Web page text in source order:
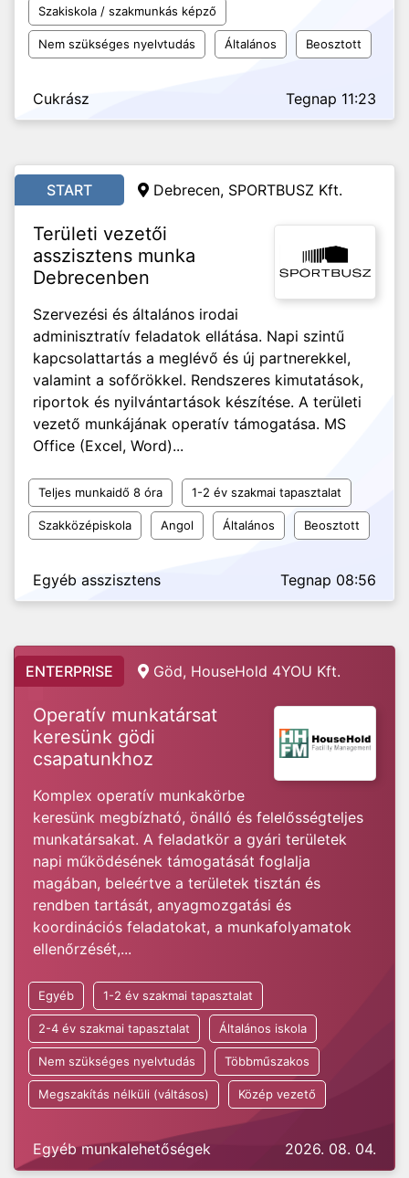
Szakiskola / szakmunkás képző
Nem szükséges nyelvtudás Általános Beosztott
Cukrász Tegnap 11:23
START Debrecen, SPORTBUSZ Kft.
Területi vezetői
asszisztens munka
Debrecenben
Szervezési és általános irodai
adminisztratív feladatok ellátása. Napi szintű
kapcsolattartás a meglévő és új partnerekkel,
valamint a sofőrökkel. Rendszeres kimutatások,
riportok és nyilvántartások készítése. A területi
vezető munkájának operatív támogatása. MS
Office (Excel, Word)...
Teljes munkaidő 8 óra 1-2 év szakmai tapasztalat
Szakközépiskola Angol Általános Beosztott
Egyéb asszisztens Tegnap 08:56
ENTERPRISE Göd, HouseHold 4YOU Kft.
Operatív munkatársat
keresünk gödi
csapatunkhoz
Komplex operatív munkakörbe
keresünk megbízható, önálló és felelősségteljes
munkatársakat. A feladatkör a gyári területek
napi működésének támogatását foglalja
magában, beleértve a területek tisztán és
rendben tartását, anyagmozgatási és
koordinációs feladatokat, a munkafolyamatok
ellenőrzését,...
Egyéb 1-2 év szakmai tapasztalat
2-4 év szakmai tapasztalat Általános iskola
Nem szükséges nyelvtudás Többműszakos
Megszakítás nélküli (váltásos) Közép vezető
Egyéb munkalehetőségek 2026. 08. 04.